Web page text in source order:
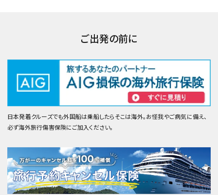
ご出発の前に
日本発着クルーズでも外国船は乗船したらそこは海外。お怪我やご病気に備え、
必ず海外旅行傷害保険にご加入ください。